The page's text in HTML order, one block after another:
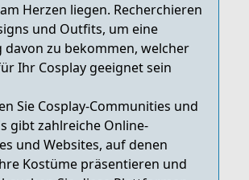
Herzen liegen. Recherchieren
und Outfits, um eine
davon zu bekommen, welcher
Ihr Cosplay geeignet sein
Sie Cosplay-Communities und
gibt zahlreiche Online-
und Websites, auf denen
Kostüme präsentieren und